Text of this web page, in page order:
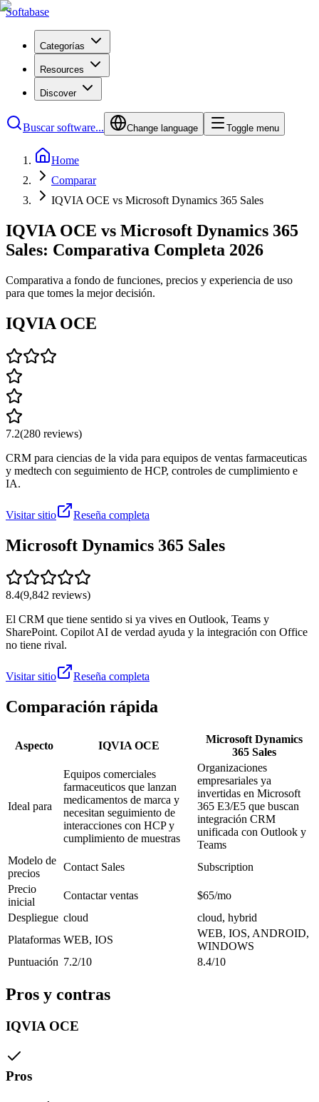
Softabase
Categorías
Resources
Discover
Buscar software... Change language Toggle menu
Home
Comparar
IQVIA OCE vs Microsoft Dynamics 365 Sales
IQVIA OCE vs Microsoft Dynamics 365
Sales: Comparativa Completa 2026
Comparativa a fondo de funciones, precios y experiencia de uso
para que tomes la mejor decisión.
IQVIA OCE
7.2(280 reviews)
CRM para ciencias de la vida para equipos de ventas farmaceuticas
y medtech con seguimiento de HCP, controles de cumplimiento e
IA.
Visitar sitio Reseña completa
Microsoft Dynamics 365 Sales
8.4(9,842 reviews)
El CRM que tiene sentido si ya vives en Outlook, Teams y
SharePoint. Copilot AI de verdad ayuda y la integración con Office
no tiene rival.
Visitar sitio Reseña completa
Comparación rápida
Aspecto IQVIA OCE
Microsoft Dynamics
365 Sales
Ideal para
Equipos comerciales
farmaceuticos que lanzan
medicamentos de marca y
necesitan seguimiento de
interacciones con HCP y
cumplimiento de muestras
Organizaciones
empresariales ya
invertidas en Microsoft
365 E3/E5 que buscan
integración CRM
unificada con Outlook y
Teams
Modelo de
precios
Contact Sales
Subscription
Precio
inicial
Contactar ventas
$65/mo
Despliegue cloud
cloud, hybrid
Plataformas WEB, IOS
WEB, IOS, ANDROID,
WINDOWS
Puntuación 7.2/10 8.4/10
Pros y contras
IQVIA OCE
Pros